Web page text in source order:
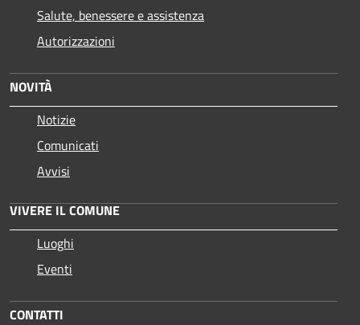
Salute, benessere e assistenza
Autorizzazioni
NOVITÀ
Notizie
Comunicati
Avvisi
VIVERE IL COMUNE
Luoghi
Eventi
CONTATTI